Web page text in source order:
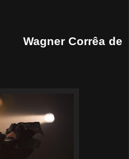
Wagner Corrêa de